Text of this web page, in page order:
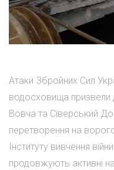
Атаки Збройних Сил
водосховища призвели
Вовча та Сіверський
перетворення на
Інституту вивчення
продовжують активні